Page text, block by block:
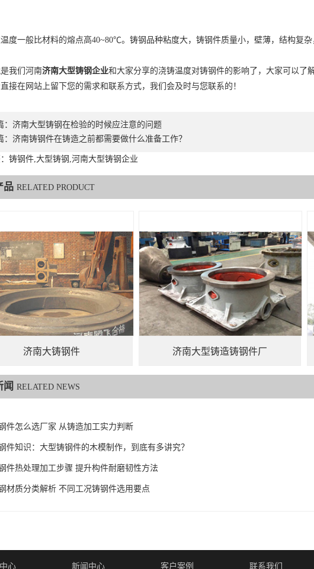
度一般比材料的熔点高40~80℃。铸钢品种粘度大，铸钢件质量小，壁薄，结构复
我们河南济南大型铸钢企业和大家分享的浇铸温度对铸钢件的影响了，大家可以了
接在网站上留下您的需求和联系方式，我们会及时与您联系的！
济南大型铸钢在检验的时候应注意的问题
济南铸钢件在铸造之前都需要做什么准备工作？
铸钢件,大型铸钢,河南大型铸钢企业
品 RELATED PRODUCT
济南大铸钢件 济南大型铸造铸钢件厂
闻 RELATED NEWS
件怎么选厂家 从铸造加工实力判断
件知识：大型铸钢件的木模制作，到底有多讲究？
件热处理加工步骤 提升构件耐磨韧性方法
材质分类解析 不同工况铸钢件选用要点
心 新闻中心 客户案例 联系我们